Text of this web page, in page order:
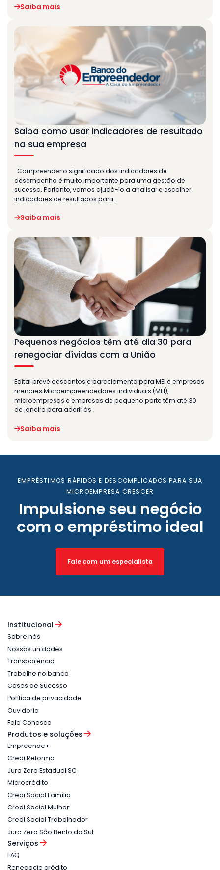
Saiba mais
Saiba como usar indicadores de resultado
na sua empresa
Compreender o significado dos indicadores de
desempenho é muito importante para uma gestão de
sucesso. Portanto, vamos ajudá-lo a analisar e escolher
indicadores de resultados para…
Saiba mais
Pequenos negócios têm até dia 30 para
renegociar dívidas com a União
Edital prevê descontos e parcelamento para MEI e empresas
menores Microempreendedores individuais (MEI),
microempresas e empresas de pequeno porte têm até 30
de janeiro para aderir às…
Saiba mais
EMPRÉSTIMOS RÁPIDOS E DESCOMPLICADOS PARA SUA
MICROEMPRESA CRESCER
Impulsione seu negócio
com o empréstimo ideal
Fale com um especialista
Institucional
Sobre nós
Nossas unidades
Transparência
Trabalhe no banco
Cases de Sucesso
Política de privacidade
Ouvidoria
Fale Conosco
Produtos e soluções
Empreende+
Credi Reforma
Juro Zero Estadual SC
Microcrédito
Credi Social Família
Credi Social Mulher
Credi Social Trabalhador
Juro Zero São Bento do Sul
Serviços
FAQ
Renegocie crédito